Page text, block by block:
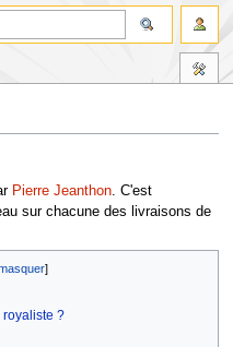
Pierre Jeanthon. C'est
sur chacune des livraisons de
?